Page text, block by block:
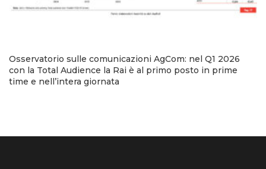
Osservatorio sulle comunicazioni AgCom: nel Q1 2026
con la Total Audience la Rai è al primo posto in prime
time e nell’intera giornata